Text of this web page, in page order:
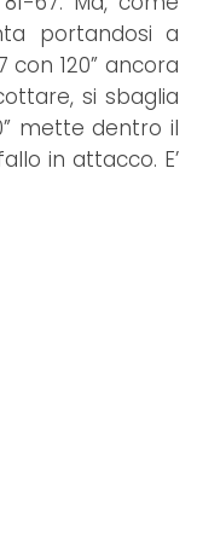
portandosi a
con 120” ancora
si sbaglia
mette dentro il
in attacco. E’